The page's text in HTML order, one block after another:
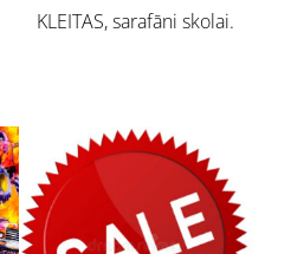
KLEITAS, sarafāni skolai.